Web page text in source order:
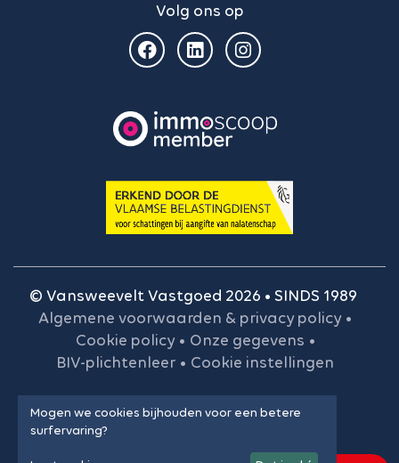
Volg ons op
© Vansweevelt Vastgoed 2026 • SINDS 1989
Algemene voorwaarden & privacy policy •
Cookie policy • Onze gegevens •
BIV-plichtenleer • Cookie instellingen
Mogen we cookies bijhouden voor een betere
surfervaring?